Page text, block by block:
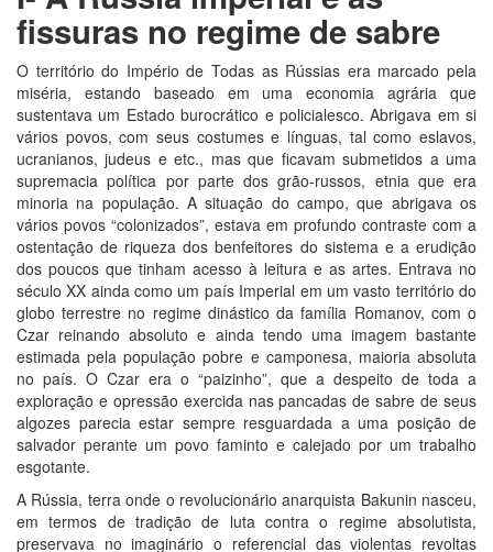
fissuras no regime de sabre
O território do Império de Todas as Rússias era marcado pela
miséria, estando baseado em uma economia agrária que
sustentava um Estado burocrático e policialesco. Abrigava em si
vários povos, com seus costumes e línguas, tal como eslavos,
ucranianos, judeus e etc., mas que ficavam submetidos a uma
supremacia política por parte dos grão-russos, etnia que era
minoria na população. A situação do campo, que abrigava os
vários povos “colonizados”, estava em profundo contraste com a
ostentação de riqueza dos benfeitores do sistema e a erudição
dos poucos que tinham acesso à leitura e as artes. Entrava no
século XX ainda como um país Imperial em um vasto território do
globo terrestre no regime dinástico da família Romanov, com o
Czar reinando absoluto e ainda tendo uma imagem bastante
estimada pela população pobre e camponesa, maioria absoluta
no país. O Czar era o “paizinho”, que a despeito de toda a
exploração e opressão exercida nas pancadas de sabre de seus
algozes parecia estar sempre resguardada a uma posição de
salvador perante um povo faminto e calejado por um trabalho
esgotante.
A Rússia, terra onde o revolucionário anarquista Bakunin nasceu,
em termos de tradição de luta contra o regime absolutista,
preservava no imaginário o referencial das violentas revoltas